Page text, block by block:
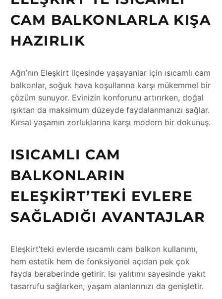
CAM BALKONLARLA KIŞA
HAZIRLIK
Ağrı’nın Eleşkirt ilçesinde yaşayanlar için ısıcamlı cam
balkonlar, soğuk hava koşullarına karşı mükemmel bir
çözüm sunuyor. Evinizin konforunu artırırken, doğal
ışıktan da maksimum düzeyde faydalanmanızı sağlar.
Kırsal yaşamın zorluklarına karşı modern bir dokunuş.
ISICAMLI CAM
BALKONLARIN
ELEŞKIRT’TEKI EVLERE
SAĞLADIĞI AVANTAJLAR
Eleşkirt’teki evlerde ısıcamlı cam balkon kullanımı,
hem estetik hem de fonksiyonel açıdan pek çok
fayda beraberinde getirir. Isı yalıtımı sayesinde yakıt
tasarrufu sağlarken, yaşam alanlarınızı da genişletir.